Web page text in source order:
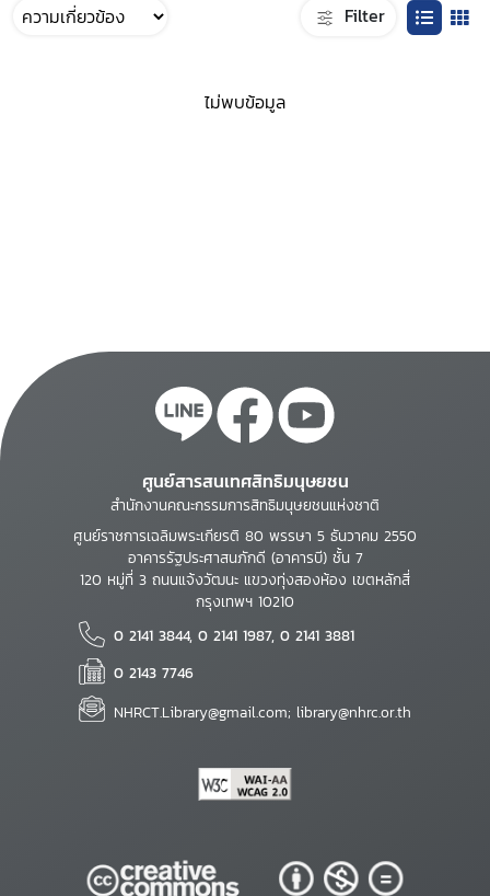
Filter
ไม่พบข้อมูล
ศูนย์สารสนเทศสิทธิมนุษยชน
สำนักงานคณะกรรมการสิทธิมนุษยชนแห่งชาติ
ศูนย์ราชการเฉลิมพระเกียรติ 80 พรรษา 5 ธันวาคม 2550
อาคารรัฐประศาสนภักดี (อาคารบี) ชั้น 7
120 หมู่ที่ 3 ถนนแจ้งวัฒนะ แขวงทุ่งสองห้อง เขตหลักสี่
กรุงเทพฯ 10210
0 2141 3844, 0 2141 1987, 0 2141 3881
0 2143 7746
NHRCT.Library@gmail.com; library@nhrc.or.th